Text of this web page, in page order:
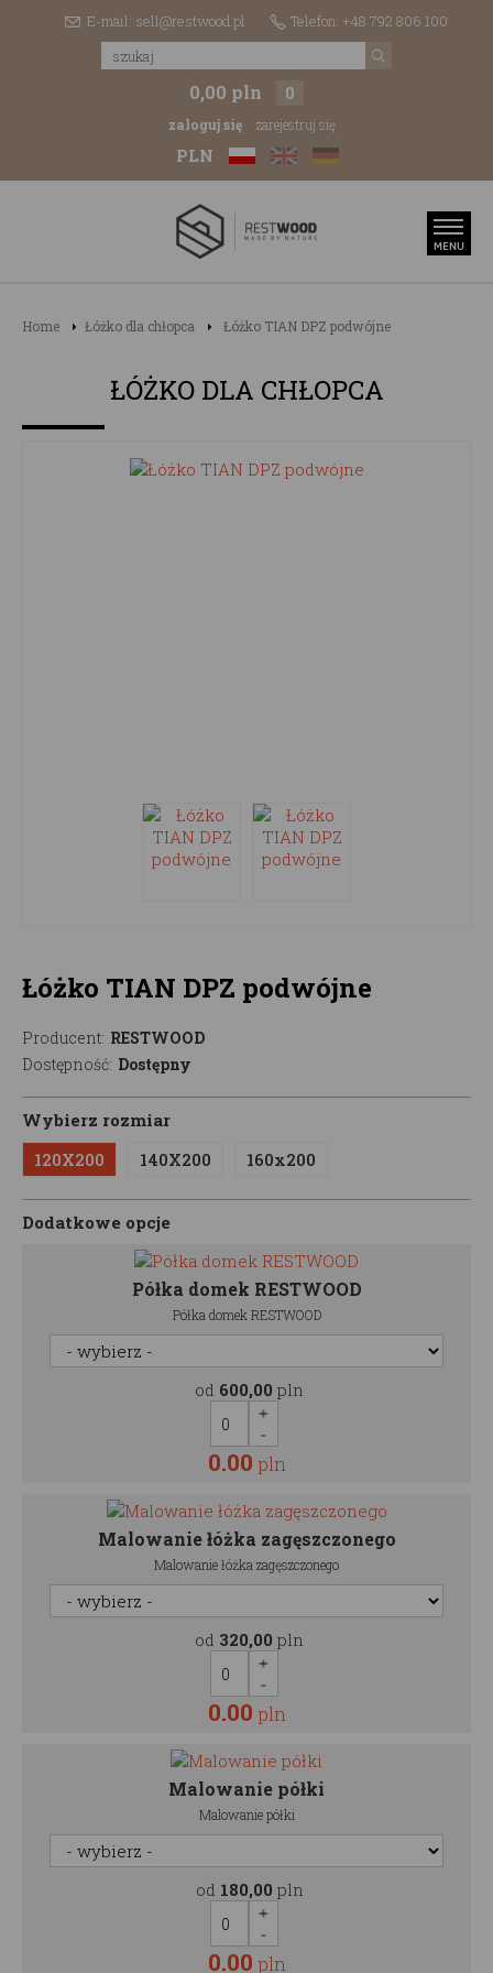
E-mail: sell@restwood.pl Telefon: +48 792 806 100
0,00 pln 0
zaloguj się zarejestruj się
PLN
Home Łóżko dla chłopca Łóżko TIAN DPZ podwójne
ŁÓŻKO DLA CHŁOPCA
Łóżko TIAN DPZ podwójne
Producent: RESTWOOD
Dostępność: Dostępny
Wybierz rozmiar
120X200
140X200 160x200
Dodatkowe opcje
Półka domek RESTWOOD
Półka domek RESTWOOD
od 600,00 pln
0.00 pln
Malowanie łóżka zagęszczonego
Malowanie łóżka zagęszczonego
od 320,00 pln
0.00 pln
Malowanie półki
Malowanie półki
od 180,00 pln
0.00 pln